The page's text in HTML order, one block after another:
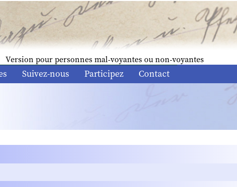
Version pour personnes mal-voyantes ou non-voyantes
Suivez-nous Participez Contact